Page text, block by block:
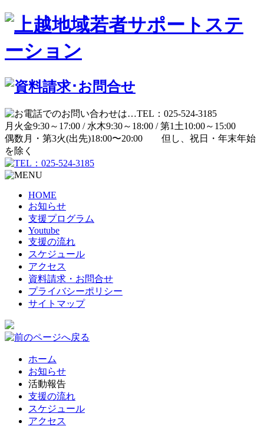
月 火金9:30～17:00 / 水木9:30～18:00 /第1土10:00～15:00
偶数月・第3火(出先)18:00〜20:00 但し、祝日・年末年始
を除く
HOME
お知らせ
支援プログラム
Youtube
支援の流れ
スケジュール
アクセス
資料請求・お問合せ
プライバシーポリシー
サイトマップ
ホーム
お知らせ
活動報告
支援の流れ
スケジュール
アクセス